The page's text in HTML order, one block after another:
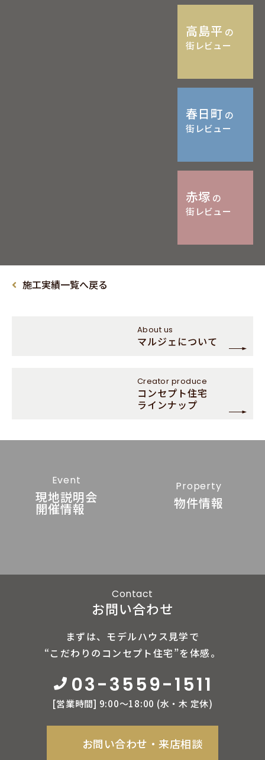
高島平 の
街レビュー
春日町 の
街レビュー
赤塚 の
街レビュー
施工実績一覧へ戻る
About us
マルジェについて
Creator produce
コンセプト住宅
ラインナップ
Contact
お問い合わせ
まずは、モデルハウス見学で
“こだわりのコンセプト住宅”を体感。
03-3559-1511
[営業時間] 9:00〜18:00 (⽔‧⽊ 定休)
お問い合わせ‧来店相談
Event
現地説明会
開催情報
Property
物件情報